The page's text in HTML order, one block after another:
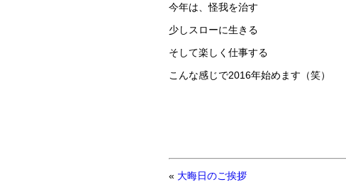
今年は、怪我を治す
少しスローに生きる
そして楽しく仕事する
こんな感じで2016年始めます（笑）
« 大晦日のご挨拶